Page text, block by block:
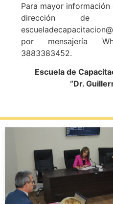
Para mayor
dirección de
por mensajería
3883383452.
Escuela de
“Dr.